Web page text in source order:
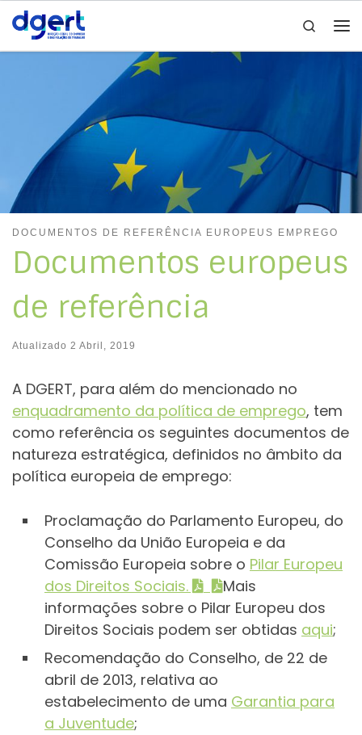
Skip to content
Search
DOCUMENTOS DE REFERÊNCIA EUROPEUS EMPREGO
Documentos europeus
de referência
Atualizado 2 Abril, 2019
A DGERT, para além do mencionado no
enquadramento da política de emprego, tem
como referência os seguintes documentos de
natureza estratégica, definidos no âmbito da
política europeia de emprego:
Proclamação do Parlamento Europeu, do
Conselho da União Europeia e da
Comissão Europeia sobre o Pilar Europeu
dos Direitos Sociais.
Mais
informações sobre o Pilar Europeu dos
Direitos Sociais podem ser obtidas aqui;
Recomendação do Conselho, de 22 de
abril de 2013, relativa ao
estabelecimento de uma Garantia para
a Juventude;